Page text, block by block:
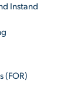
Instand
(FOR)